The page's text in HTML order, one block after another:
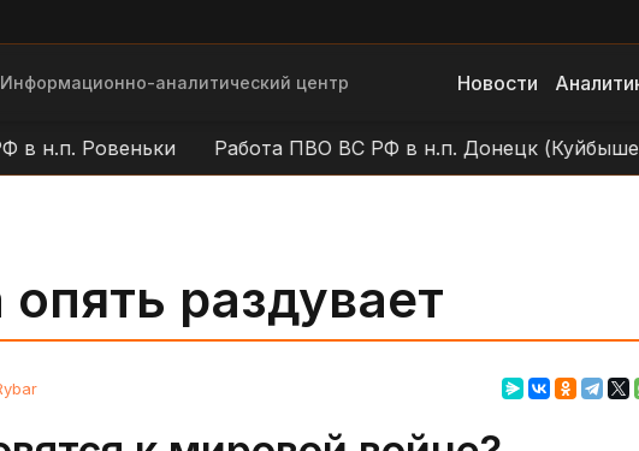
Информационно-аналитический центр Новости
Ровеньки Работа ПВО ВС РФ в н.п. Донецк
раздувает